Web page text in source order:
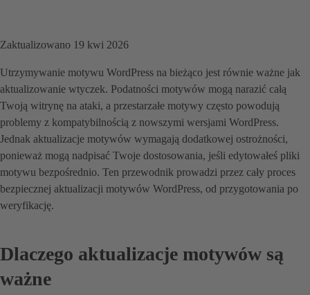
Zaktualizowano 19 kwi 2026
Utrzymywanie motywu WordPress na bieżąco jest równie ważne jak
aktualizowanie wtyczek. Podatności motywów mogą narazić całą
Twoją witrynę na ataki, a przestarzałe motywy często powodują
problemy z kompatybilnością z nowszymi wersjami WordPress.
Jednak aktualizacje motywów wymagają dodatkowej ostrożności,
ponieważ mogą nadpisać Twoje dostosowania, jeśli edytowałeś pliki
motywu bezpośrednio. Ten przewodnik prowadzi przez cały proces
bezpiecznej aktualizacji motywów WordPress, od przygotowania po
weryfikację.
Dlaczego aktualizacje motywów są
ważne